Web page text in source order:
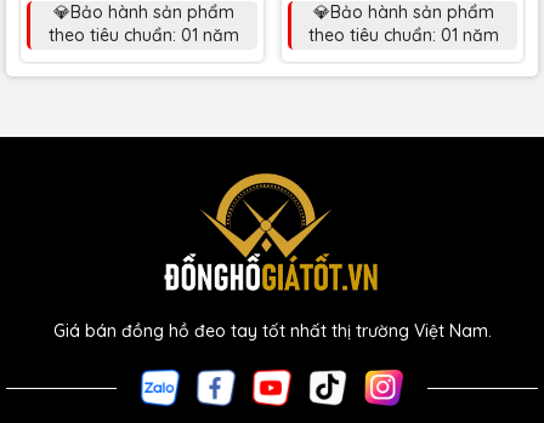
💎Bảo hành sản phẩm
theo tiêu chuẩn: 01 năm
💎Bảo hành sản phẩm
theo tiêu chuẩn: 01 năm
Giá bán đồng hồ đeo tay tốt nhất thị trường Việt Nam.